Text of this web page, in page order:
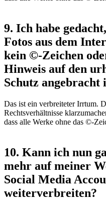
9. Ich habe
Fotos aus dem
kein ©-Zeichen
Hinweis auf den
Schutz angebracht
Das ist ein verbreiteter Irrtum.
Rechtsverhältnisse
dass alle Werke ohne das ©-
10. Kann ich nun
mehr auf meiner
Social Media
weiterverbreiten?